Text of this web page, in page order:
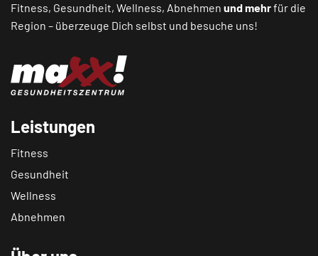
Fitness, Gesundheit, Wellness, Abnehmen und mehrfür die
Region – überzeuge Dich selbst und besuche uns!
Leistungen
Fitness
Gesundheit
Wellness
Abnehmen